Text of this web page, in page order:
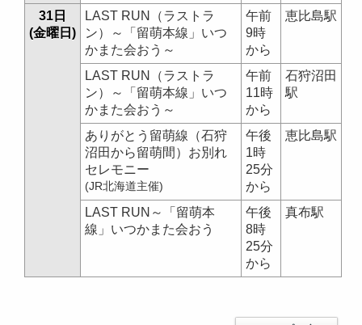
31日
(金曜日)
LAST RUN（ラストラ
ン）～「留萌本線」いつ
かまた会おう～
午前
9時
から
恵比島駅
LAST RUN（ラストラ
ン）～「留萌本線」いつ
かまた会おう～
午前
11時
から
石狩沼田
駅
ありがとう留萌線（石狩
沼田から留萌間）お別れ
セレモニー
(JR北海道主催)
午後
1時
25分
から
恵比島駅
LAST RUN～「留萌本
線」いつかまた会おう
午後
8時
25分
から
真布駅